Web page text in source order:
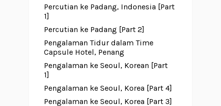
Percutian ke Padang, Indonesia [Part
1]
Percutian ke Padang [Part 2]
Pengalaman Tidur dalam Time
Capsule Hotel, Penang
Pengalaman ke Seoul, Korean [Part
1]
Pengalaman ke Seoul, Korea [Part 4]
Pengalaman ke Seoul, Korea [Part 3]